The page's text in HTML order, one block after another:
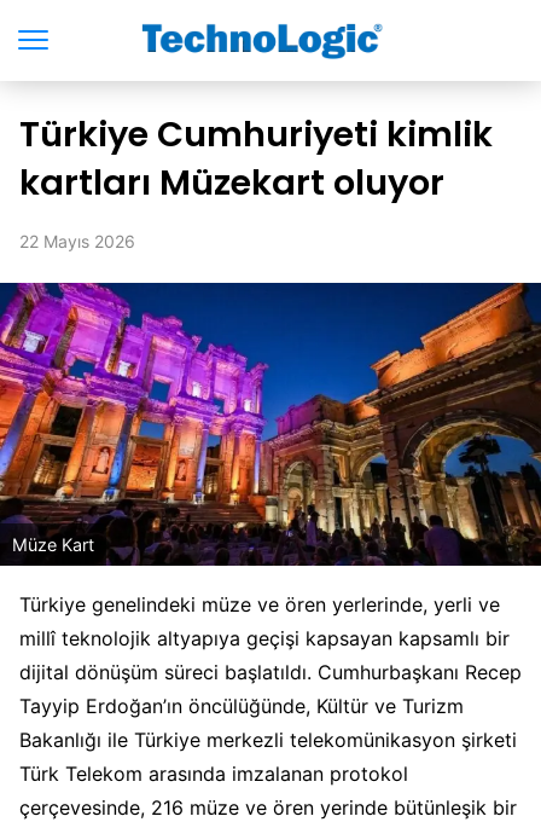
Türkiye Cumhuriyeti kimlik
kartları Müzekart oluyor
22 Mayıs 2026
Müze Kart
Türkiye genelindeki müze ve ören yerlerinde, yerli ve
millî teknolojik altyapıya geçişi kapsayan kapsamlı bir
dijital dönüşüm süreci başlatıldı. Cumhurbaşkanı Recep
Tayyip Erdoğan’ın öncülüğünde, Kültür ve Turizm
Bakanlığı ile Türkiye merkezli telekomünikasyon şirketi
Türk Telekom arasında imzalanan protokol
çerçevesinde, 216 müze ve ören yerinde bütünleşik bir